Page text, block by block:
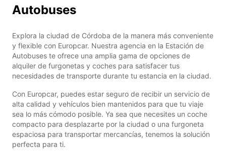
Autobuses
Explora la ciudad de Córdoba de la manera más conveniente
y flexible con Europcar. Nuestra agencia en la Estación de
Autobuses te ofrece una amplia gama de opciones de
alquiler de furgonetas y coches para satisfacer tus
necesidades de transporte durante tu estancia en la ciudad.
Con Europcar, puedes estar seguro de recibir un servicio de
alta calidad y vehículos bien mantenidos para que tu viaje
sea lo más cómodo posible. Ya sea que necesites un coche
compacto para desplazarte por la ciudad o una furgoneta
espaciosa para transportar mercancías, tenemos la solución
perfecta para ti.